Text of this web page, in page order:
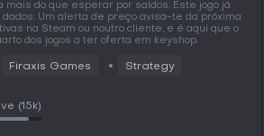
do que esperar por saldos. Este jogo já
Um alerta de preço avisa-te da próxima
na Steam ou noutro cliente, e é aqui que o
dos jogos a ter oferta em keyshop.
Firaxis Games Strategy
(15k)